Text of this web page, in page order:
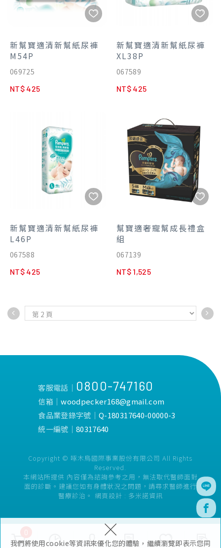
我們將使用cookie等資訊來優化您的體驗，繼續瀏覽即表示您同
×
新幫寶適清新幫紙尿褲
M54P
069725
NT$ 425
新幫寶適清新幫紙尿褲
XL38P
067589
NT$ 425
新幫寶適清新幫紙尿褲
L46P
067588
NT$ 425
幫寶適奢寵幫成長禮盒
組
067139
NT$ 1,525
客服電話│ 0800-747160
信箱│woodpecker168@gmail.com
食品業登錄字號│Q-180317640-00000-3
統一編號│80317640
Copyright © 啄木鳥國際事業股份有限公司 All Rights
Reserved.
本網站所提供 內容僅為諮詢參考之用，無法取代醫師面對
面的診斷。建議您如有身體狀況之問題，請尋求醫師進行
醫療診治。 網頁設計 : 多米諾資訊
0